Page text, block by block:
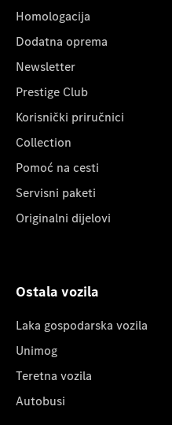
Homologacija
Dodatna oprema
Newsletter
Prestige Club
Korisnički priručnici
Collection
Pomoć na cesti
Servisni paketi
Originalni dijelovi
Ostala vozila
Laka gospodarska vozila
Unimog
Teretna vozila
Autobusi